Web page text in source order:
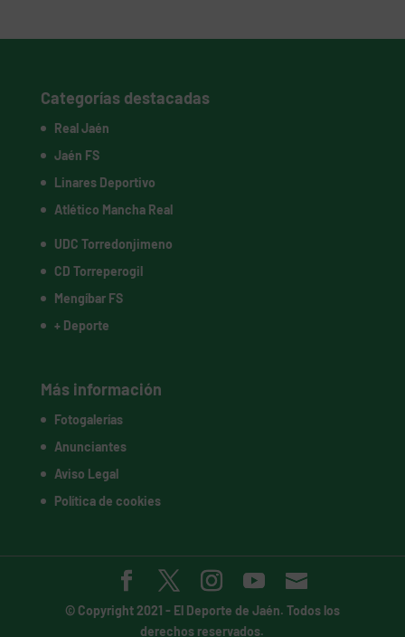
Categorías destacadas
Real Jaén
Jaén FS
Linares Deportivo
Atlético Mancha Real
UDC Torredonjimeno
CD Torreperogil
Mengíbar FS
+ Deporte
Más información
Fotogalerías
Anunciantes
Aviso Legal
Política de cookies
© Copyright 2021 - El Deporte de Jaén. Todos los
derechos reservados.